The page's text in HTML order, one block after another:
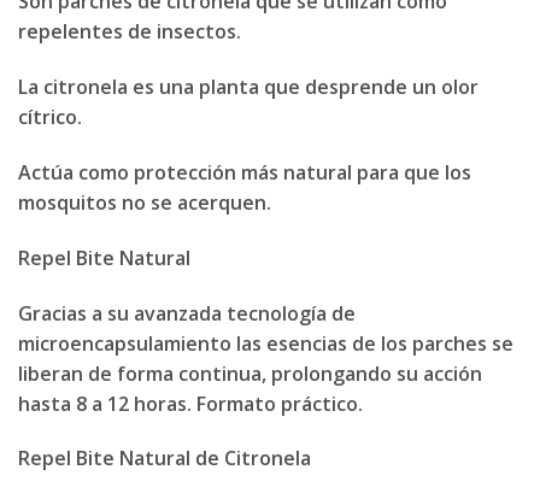
repelentes de insectos.
La citronela es una planta que desprende un olor
cítrico.
Actúa como protección más natural para que los
mosquitos no se acerquen.
Repel Bite Natural
Gracias a su avanzada tecnología de
microencapsulamiento las esencias de los parches se
liberan de forma continua, prolongando su acción
hasta 8 a 12 horas. Formato práctico.
Repel Bite Natural de Citronela